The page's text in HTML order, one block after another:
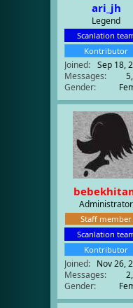
ari_jh
Legend
Scanlation
Kontributor
Joined
Sep 18,
Messages
Gender
Administrator
Staff member
Scanlation
Kontributor
Joined
Nov 26,
Messages
Gender